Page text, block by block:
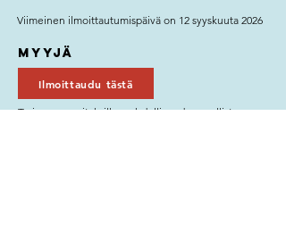
Viimeinen ilmoittautumispäivä on 12 syyskuuta 2026
Myyjä
Ilmoittaudu tästä
Tarjoamme yrityksille mahdollisuuden osallistua